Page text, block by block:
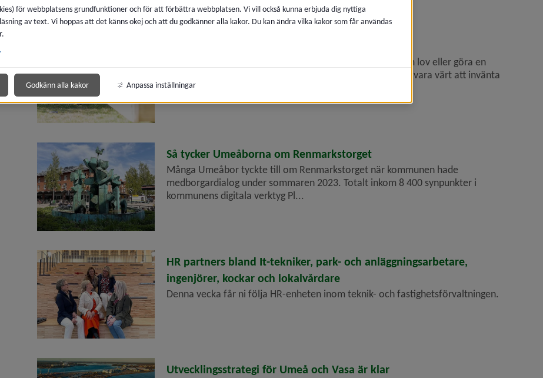
Bygglov lanserar nya e-tjänster för dig som ska ansöka om lov eller göra en
anmälan. Om du är på gång att skicka en ansökan kan det vara värt att invänta
de nya...
2023-10-04
Så tycker Umeåborna om Renmarkstorget
Många Umeåbor tyckte till om Renmarkstorget när kommunen hade
medborgardialog under sommaren 2023. Totalt inkom 8 400 synpunkter i
kommunens digitala verktyg Pl...
2023-09-22
HR partners bland It-tekniker, park- och anläggningsarbetare,
ingenjörer, kockar och lokalvårdare
Denna vecka får ni följa HR-enheten inom teknik- och fastighetsförvaltningen.
2023-08-28
Utvecklingsstrategi för Umeå och Vasa är klar
för webbplatsens grundfunktioner och för att förbättra webbplatsen. Vi vill också kunna erbjuda dig nyttiga
av text. Vi hoppas att det känns okej och att du godkänner alla kakor. Du kan ändra vilka kakor som får användas
Godkänn alla kakor Anpassa inställningar